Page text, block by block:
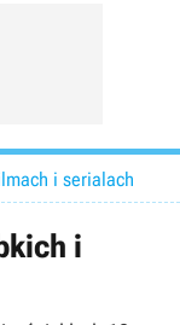
i serialach
i